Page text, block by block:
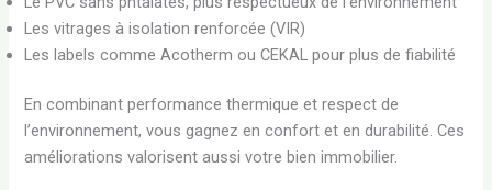
Les vitrages à isolation renforcée (VIR)
Les labels comme Acotherm ou CEKAL pour plus de fiabilité
En combinant performance thermique et respect de
l’environnement, vous gagnez en confort et en durabilité. Ces
améliorations valorisent aussi votre bien immobilier.